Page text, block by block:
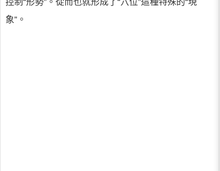
控制“形勢”。從而也就形成了“穴位”這種特殊的“現
象”。